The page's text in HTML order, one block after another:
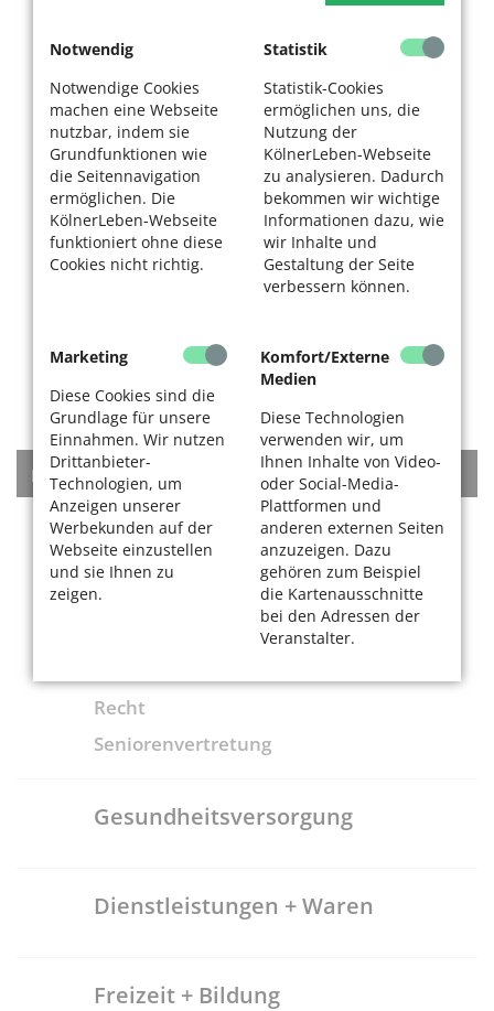
Notwendig
Notwendige Cookies
machen eine Webseite
nutzbar, indem sie
Grundfunktionen wie
die Seitennavigation
ermöglichen. Die
KölnerLeben-Webseite
funktioniert ohne diese
Cookies nicht richtig.
Statistik
Statistik-Cookies
ermöglichen uns, die
Nutzung der
KölnerLeben-Webseite
zu analysieren. Dadurch
bekommen wir wichtige
Informationen dazu, wie
wir Inhalte und
Gestaltung der Seite
verbessern können.
Marketing
Diese Cookies sind die
Grundlage für unsere
Einnahmen. Wir nutzen
Drittanbieter-
Technologien, um
Anzeigen unserer
Werbekunden auf der
Webseite einzustellen
und sie Ihnen zu
zeigen.
Komfort/Externe
Medien
Diese Technologien
verwenden wir, um
Ihnen Inhalte von Video-
oder Social-Media-
Plattformen und
anderen externen Seiten
anzuzeigen. Dazu
gehören zum Beispiel
die Kartenausschnitte
bei den Adressen der
Veranstalter.
KATEGORIEN
Rat + Tat
Beratungsstellen
Recht
Seniorenvertretung
Gesundheitsversorgung
Dienstleistungen + Waren
Freizeit + Bildung